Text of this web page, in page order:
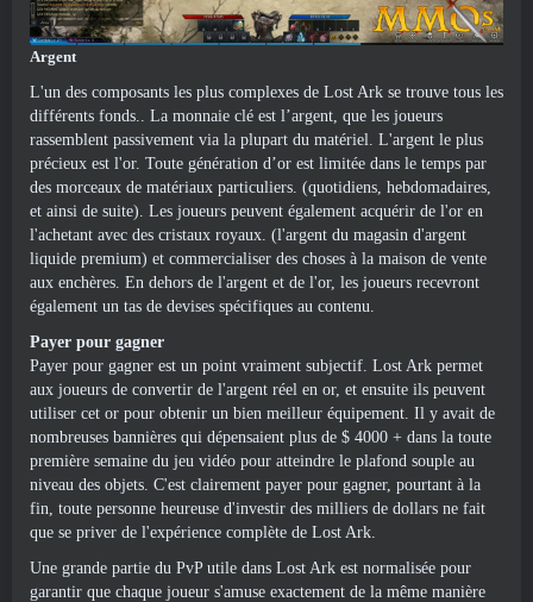
Argent
L'un des composants les plus complexes de Lost Ark se trouve tous les
différents fonds.. La monnaie clé est l’argent, que les joueurs
rassemblent passivement via la plupart du matériel. L'argent le plus
précieux est l'or. Toute génération d’or est limitée dans le temps par
des morceaux de matériaux particuliers. (quotidiens, hebdomadaires,
et ainsi de suite). Les joueurs peuvent également acquérir de l'or en
l'achetant avec des cristaux royaux. (l'argent du magasin d'argent
liquide premium) et commercialiser des choses à la maison de vente
aux enchères. En dehors de l'argent et de l'or, les joueurs recevront
également un tas de devises spécifiques au contenu.
Payer pour gagner
Payer pour gagner est un point vraiment subjectif. Lost Ark permet
aux joueurs de convertir de l'argent réel en or, et ensuite ils peuvent
utiliser cet or pour obtenir un bien meilleur équipement. Il y avait de
nombreuses bannières qui dépensaient plus de $ 4000 + dans la toute
première semaine du jeu vidéo pour atteindre le plafond souple au
niveau des objets. C'est clairement payer pour gagner, pourtant à la
fin, toute personne heureuse d'investir des milliers de dollars ne fait
que se priver de l'expérience complète de Lost Ark.
Une grande partie du PvP utile dans Lost Ark est normalisée pour
garantir que chaque joueur s'amuse exactement de la même manière